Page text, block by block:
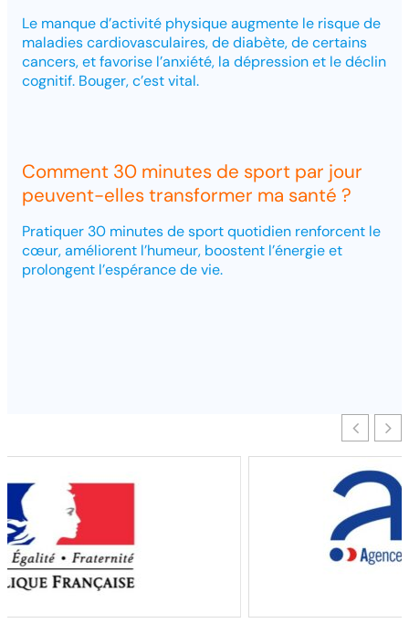
Le manque d’activité physique augmente le risque de
maladies cardiovasculaires, de diabète, de certains
cancers, et favorise l’anxiété, la dépression et le déclin
cognitif. Bouger, c’est vital.
Comment 30 minutes de sport par jour
peuvent-elles transformer ma santé ?
Pratiquer 30 minutes de sport quotidien renforcent le
cœur, améliorent l’humeur, boostent l’énergie et
prolongent l’espérance de vie.